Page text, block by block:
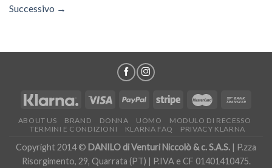
Successivo →
ABOUT US BRAND DONNA UOMO
MODULO DI RECESSO
TERMINI E CONDIZIONI
KLARNA FAQ PRIVACY KLARNA
Copyright 2014 © DANILO di Venturi Niccolò & c. S.A.S.
| P.zza
Risorgimento, 29, Quarrata (PT) | P.IVA e CF 01401410475.